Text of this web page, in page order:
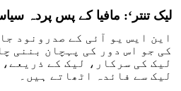
لیک تنتر‘: مافیا کے پس پردہ
این ایس یو آئی کے صدرونود
کی جو اس دور کی پہچان بننی
لیک کی سرکار، لیک کے
لیک سے فائدہ اٹھاتے ہیں۔